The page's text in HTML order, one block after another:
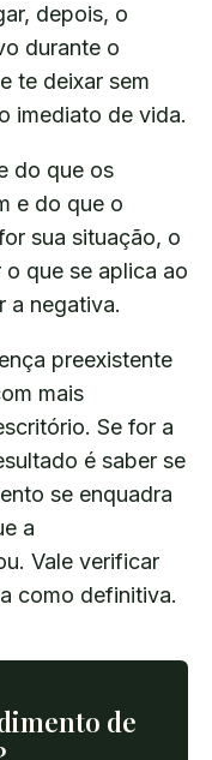
depois, o
durante o
te deixar sem
imediato de vida.
do que os
e do que o
sua situação, o
que se aplica ao
a negativa.
preexistente
mais
Se for a
é saber se
se enquadra
a
Vale verificar
como definitiva.
de